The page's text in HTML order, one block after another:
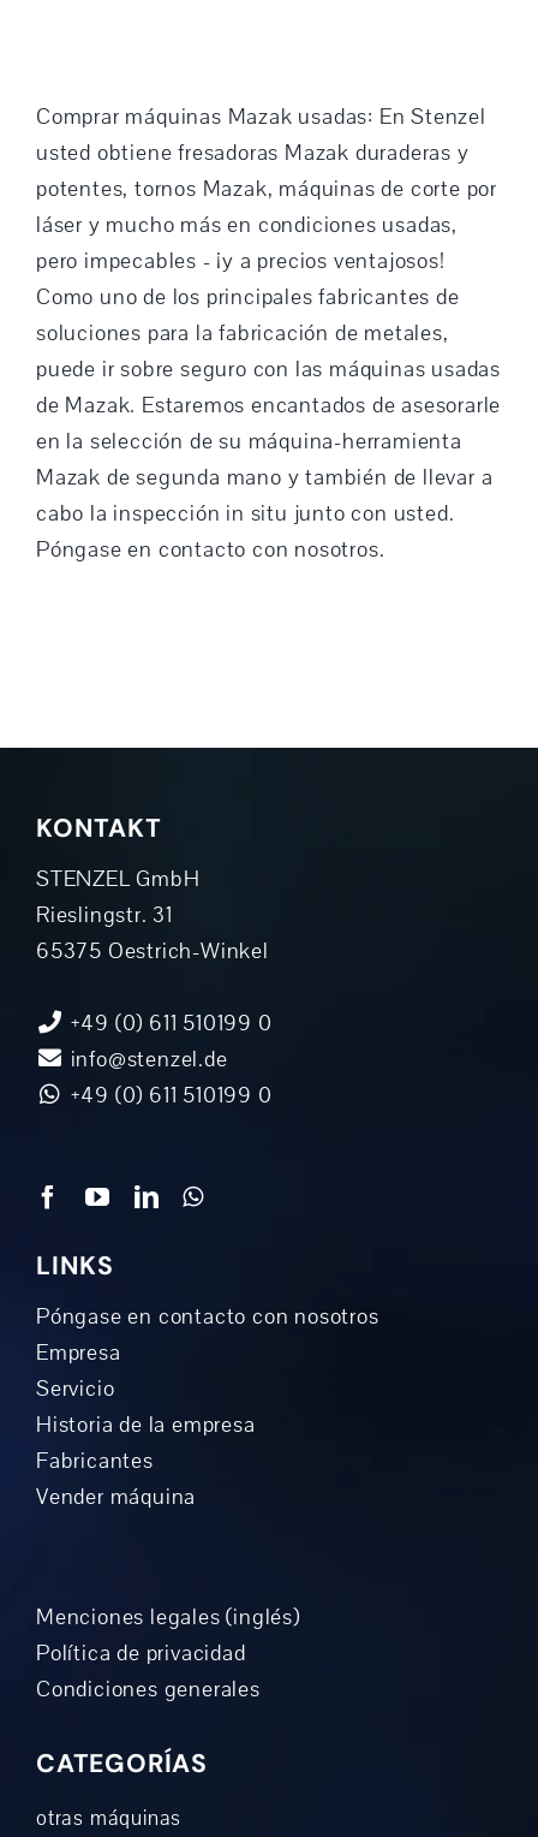
Comprar máquinas Mazak usadas: En Stenzel
usted obtiene fresadoras Mazak duraderas y
potentes, tornos Mazak, máquinas de corte por
láser y mucho más en condiciones usadas,
pero impecables - ¡y a precios ventajosos!
Como uno de los principales fabricantes de
soluciones para la fabricación de metales,
puede ir sobre seguro con las máquinas usadas
de Mazak. Estaremos encantados de asesorarle
en la selección de su máquina-herramienta
Mazak de segunda mano y también de llevar a
cabo la inspección in situ junto con usted.
Póngase en contacto con nosotros.
KONTAKT
STENZEL GmbH
Rieslingstr. 31
65375 Oestrich-Winkel
+49 (0) 611 510199 0
info@stenzel.de
+49 (0) 611 510199 0
LINKS
Póngase en contacto con nosotros
Empresa
Servicio
Historia de la empresa
Fabricantes
Vender máquina
Menciones legales (inglés)
Política de privacidad
Condiciones generales
CATEGORÍAS
otras máquinas